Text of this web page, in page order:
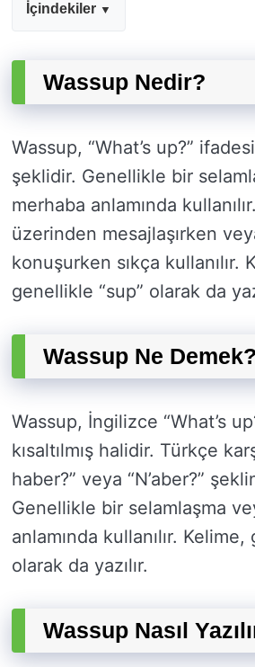
İçindekiler
Wassup Nedir?
Wassup, “What’s up?”
şeklidir. Genellikle bir
merhaba anlamında
üzerinden mesajlaşırken
konuşurken sıkça kullanılır.
genellikle “sup” olarak da
Wassup Ne Demek?
Wassup, İngilizce “What’s
kısaltılmış halidir. Türkçe
haber?” veya “N’aber?”
Genellikle bir selamlaşma
anlamında kullanılır.
olarak da yazılır.
Wassup Nasıl